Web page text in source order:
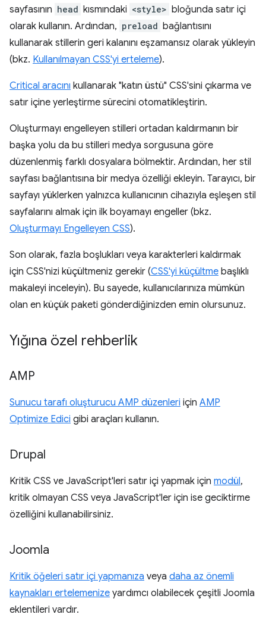
sayfasının head kısmındaki <style> bloğunda satır içi
olarak kullanın. Ardından, preload bağlantısını
kullanarak stillerin geri kalanını eşzamansız olarak yükleyin
(bkz. Kullanılmayan CSS'yi erteleme).
Critical aracını kullanarak "katın üstü" CSS'sini çıkarma ve
satır içine yerleştirme sürecini otomatikleştirin.
Oluşturmayı engelleyen stilleri ortadan kaldırmanın bir
başka yolu da bu stilleri medya sorgusuna göre
düzenlenmiş farklı dosyalara bölmektir. Ardından, her stil
sayfası bağlantısına bir medya özelliği ekleyin. Tarayıcı, bir
sayfayı yüklerken yalnızca kullanıcının cihazıyla eşleşen stil
sayfalarını almak için ilk boyamayı engeller (bkz.
Oluşturmayı Engelleyen CSS).
Son olarak, fazla boşlukları veya karakterleri kaldırmak
için CSS'nizi küçültmeniz gerekir (CSS'yi küçültme başlıklı
makaleyi inceleyin). Bu sayede, kullanıcılarınıza mümkün
olan en küçük paketi gönderdiğinizden emin olursunuz.
Yığına özel rehberlik
AMP
Sunucu tarafı oluşturucu AMP düzenleri için AMP
Optimize Edici gibi araçları kullanın.
Drupal
Kritik CSS ve JavaScript'leri satır içi yapmak için modül,
kritik olmayan CSS veya JavaScript'ler için ise geciktirme
özelliğini kullanabilirsiniz.
Joomla
Kritik öğeleri satır içi yapmanıza veya daha az önemli
kaynakları ertelemenize yardımcı olabilecek çeşitli Joomla
eklentileri vardır.